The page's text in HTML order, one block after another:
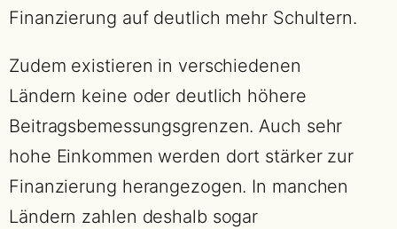
Finanzierung auf deutlich mehr Schultern.
Zudem existieren in verschiedenen
Ländern keine oder deutlich höhere
Beitragsbemessungsgrenzen. Auch sehr
hohe Einkommen werden dort stärker zur
Finanzierung herangezogen. In manchen
Ländern zahlen deshalb sogar